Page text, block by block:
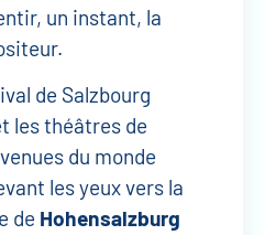
un instant, la
de Salzbourg
les théâtres de
du monde
les yeux vers la
de Hohensalzburg